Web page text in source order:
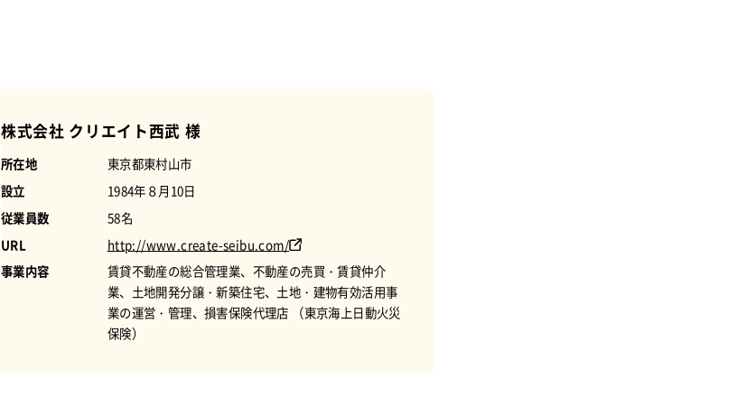
株式会社 クリエイト西武 様
所在地
東京都東村山市
設立
1984年８月10日
従業員数
58名
URL
http://www.create-seibu.com/
事業内容
賃貸不動産の総合管理業、不動産の売買・賃貸仲介
業、土地開発分譲・新築住宅、土地・建物有効活用事
業の運営・管理、損害保険代理店 （東京海上日動火災
保険）